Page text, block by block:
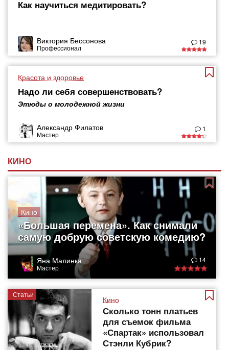
Как научиться медитировать?
Виктория Бессонова
Профессионал
19
Красота и здоровье
Надо ли себя совершенствовать?
Этюды о молодежной жизни
Александр Филатов
Мастер
1
КИНО
Кино
«Большая перемена». Как снимали
самую добрую советскую комедию?
Яна Малинка
Мастер
14
Статьи
Кино
Сколько тонн платьев
для съемок фильма
«Спартак» использовал
Стэнли Кубрик?